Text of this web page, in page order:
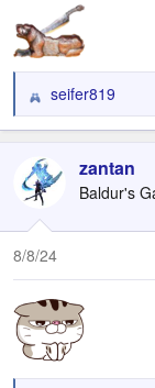
R
e
c
t
i
o
n
seifer819
zantan
Baldur's
8/8/24